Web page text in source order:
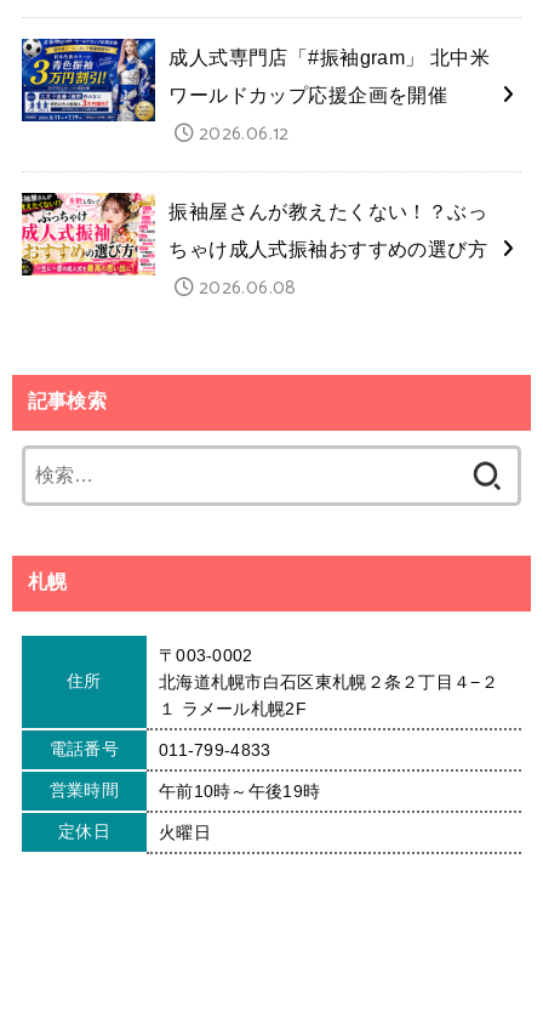
成人式専門店「#振袖gram」 北中米
ワールドカップ応援企画を開催
2026.06.12
振袖屋さんが教えたくない！？ぶっ
ちゃけ成人式振袖おすすめの選び方
2026.06.08
記事検索
索:
札幌
住所
〒003-0002
北海道札幌市白石区東札幌２条２丁目４−２
１ ラメール札幌2F
電話番号 011-799-4833
営業時間 午前10時～午後19時
定休日 火曜日